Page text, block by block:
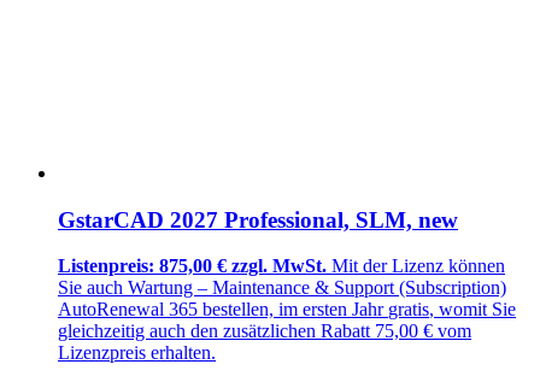
GstarCAD 2027 Professional, SLM, new
Listenpreis: 875,00 € zzgl. MwSt. Mit der Lizenz können
Sie auch Wartung – Maintenance & Support (Subscription)
AutoRenewal 365 bestellen, im ersten Jahr gratis, womit Sie
gleichzeitig auch den zusätzlichen Rabatt 75,00 € vom
Lizenzpreis erhalten.